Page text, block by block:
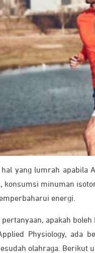
hal yang lumrah apabila
konsumsi minuman
energi.
apakah
Physiology, ada
olahraga. Berikut